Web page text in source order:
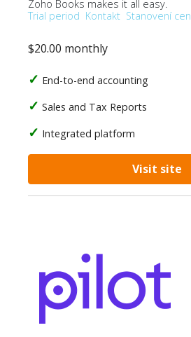
Zoho Books makes it all easy.
Trial period Kontakt Stanovení cen
$20.00 monthly
End-to-end accounting
Sales and Tax Reports
Integrated platform
Visit site